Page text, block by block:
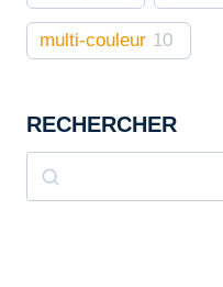
multi-couleur 10
RECHERCHER
Rechercher